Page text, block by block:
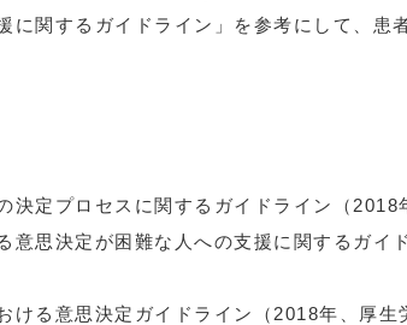
に関するガイドライン」を参考にして、患
決定プロセスに関するガイドライン（2018
意思決定が困難な人への支援に関するガイ
ける意思決定ガイドライン（2018年、厚生